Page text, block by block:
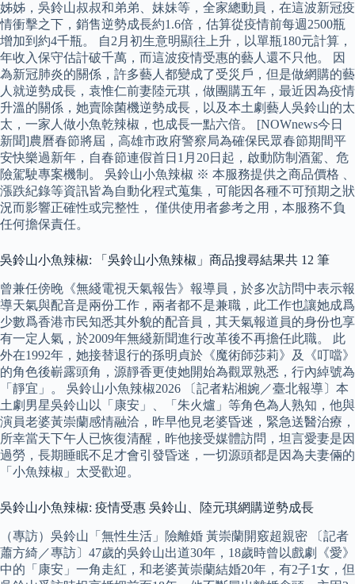
姊姊，吳鈴山叔叔和弟弟、妹妹等，全家總動員，在這波新冠疫
情衝擊之下，銷售逆勢成長約1.6倍，估算從疫情前每週2500瓶
增加到約4千瓶。 自2月初生意明顯往上升，以單瓶180元計算，
年收入保守估計破千萬，而這波疫情受惠的藝人還不只他。 因
為新冠肺炎的關係，許多藝人都變成了受災戶，但是做網購的藝
人就逆勢成長，袁惟仁前妻陸元琪，做團購五年，最近因為疫情
升溫的關係，她賣除菌機逆勢成長，以及本土劇藝人吳鈴山的太
太，一家人做小魚乾辣椒，也成長一點六倍。 [NOWnews今日
新聞]農曆春節將屆，高雄市政府警察局為確保民眾春節期間平
安快樂過新年，自春節連假首日1月20日起，啟動防制酒駕、危
險駕駛專案機制。 吳鈴山小魚辣椒 ※ 本服務提供之商品價格 、
漲跌紀錄等資訊皆為自動化程式蒐集，可能因各種不可預期之狀
況而影響正確性或完整性， 僅供使用者參考之用，本服務不負
任何擔保責任。
吳鈴山小魚辣椒: 「吳鈴山小魚辣椒」商品搜尋結果共 12 筆
曾兼任傍晚《無綫電視天氣報告》報導員，於多次訪問中表示報
導天氣與配音是兩份工作，兩者都不是兼職，此工作也讓她成爲
少數爲香港市民知悉其外貌的配音員，其天氣報道員的身份也享
有一定人氣，於2009年無綫新聞進行改革後不再擔任此職。 此
外在1992年，她接替退行的孫明貞於《魔術師莎莉》及《叮噹》
的角色後嶄露頭角，源靜香更使她開始為觀眾熟悉，行內綽號為
「靜宜」。 吳鈴山小魚辣椒2026 〔記者粘湘婉／臺北報導〕本
土劇男星吳鈴山以「康安」、「朱火爐」等角色為人熟知，他與
演員老婆黃崇蘭感情融洽，昨早他見老婆昏迷，緊急送醫治療，
所幸當天下午人已恢復清醒，昨他接受媒體訪問，坦言愛妻是因
過勞，長期睡眠不足才會引發昏迷，一切源頭都是因為夫妻倆的
「小魚辣椒」太受歡迎。
吳鈴山小魚辣椒: 疫情受惠 吳鈴山、陸元琪網購逆勢成長
（專訪）吳鈴山「無性生活」險離婚 黃崇蘭開竅超親密 〔記者
蕭方綺／專訪〕47歲的吳鈴山出道30年，18歲時曾以戲劇《愛》
中的「康安」一角走紅，和老婆黃崇蘭結婚20年，有2子1女，但